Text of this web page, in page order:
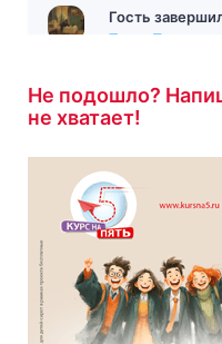
Тест по
результатом
Гость завершил
Тест
результатом
Не подошло?
не хватает!